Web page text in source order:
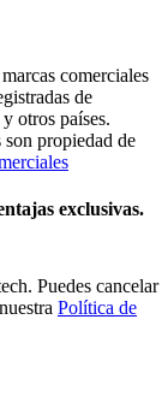
comerciales
de
otros países.
son propiedad de
exclusivas.
Puedes cancelar
Política de